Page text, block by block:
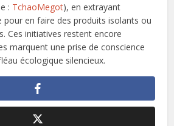
: TchaoMegot), en extrayant
pour en faire des produits isolants ou
Ces initiatives restent encore
marquent une prise de conscience
écologique silencieux.